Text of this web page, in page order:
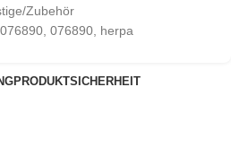
Zubehör
, 076890, herpa
PRODUKTSICHERHEIT